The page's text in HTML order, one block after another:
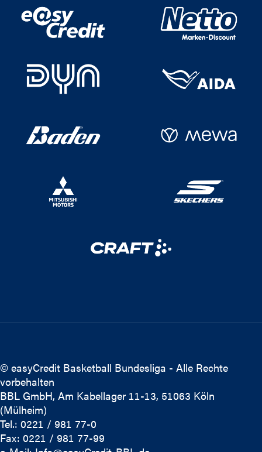
© easyCredit Basketball Bundesliga - Alle Rechte
vorbehalten
BBL GmbH, Am Kabellager 11-13, 51063 Köln
(Mülheim)
Tel.: 0221 / 981 77-0
Fax: 0221 / 981 77-99